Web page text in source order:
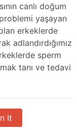
canlı doğum
yaşayan
erkeklerde
adlandırdığımız
sperm
tanı ve tedavi
It